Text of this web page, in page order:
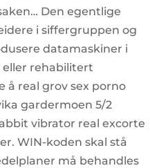
Den egentlige
i siffergruppen og
datamaskiner i
eller rehabilitert
å real grov sex porno
gardermoen 5/2
vibrator real excorte
WIN-koden skal stå
må behandles